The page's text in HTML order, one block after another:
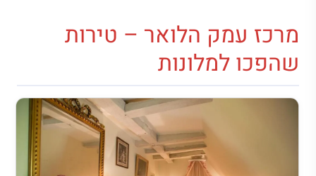
מרכז עמק הלואר – טירות
שהפכו למלונות